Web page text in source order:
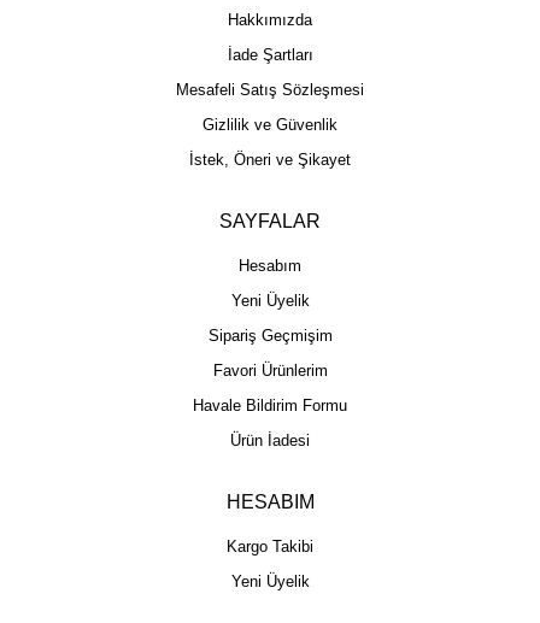
Hakkımızda
İade Şartları
Mesafeli Satış Sözleşmesi
Gizlilik ve Güvenlik
İstek, Öneri ve Şikayet
SAYFALAR
Hesabım
Yeni Üyelik
Sipariş Geçmişim
Favori Ürünlerim
Havale Bildirim Formu
Ürün İadesi
HESABIM
Kargo Takibi
Yeni Üyelik